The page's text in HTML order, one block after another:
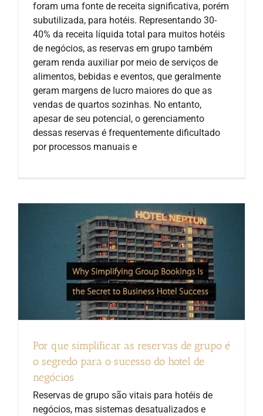
foram uma fonte de receita significativa, porém
subutilizada, para hotéis. Representando 30-
40% da receita líquida total para muitos hotéis
de negócios, as reservas em grupo também
geram renda auxiliar por meio de serviços de
alimentos, bebidas e eventos, que geralmente
geram margens de lucro maiores do que as
vendas de quartos sozinhas. No entanto,
apesar de seu potencial, o gerenciamento
dessas reservas é frequentemente dificultado
por processos manuais e
Por que simplificar as reservas de grupo é
o segredo para o sucesso do hotel de
negócios
Reservas de grupo são vitais para hotéis de
negócios, mas sistemas desatualizados e